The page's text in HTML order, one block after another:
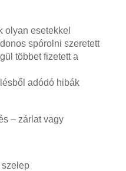
olyan esetekkel
spórolni szeretett
többet fizetett a
adódó hibák
– zárlat vagy
szelep